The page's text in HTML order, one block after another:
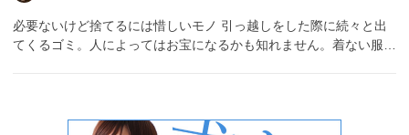
必要ないけど捨てるには惜しいモノ 引っ越しをした際に続々と出
てくるゴミ。人によってはお宝になるかも知れません。着ない服…